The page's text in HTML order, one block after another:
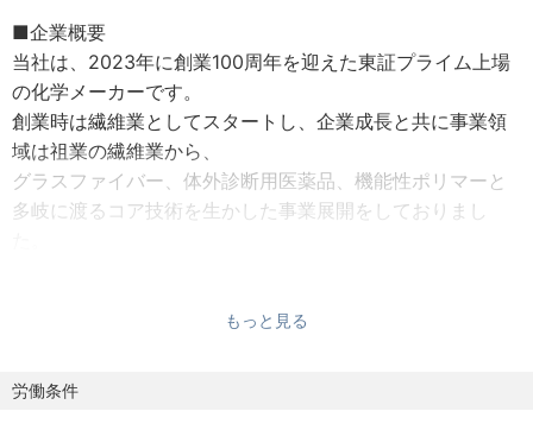
■企業概要
当社は、2023年に創業100周年を迎えた東証プライム上場
の化学メーカーです。
創業時は繊維業としてスタートし、企業成長と共に事業領
域は祖業の繊維業から、
グラスファイバー、体外診断用医薬品、機能性ポリマーと
多岐に渡るコア技術を生かした事業展開をしておりまし
ガラスクロスの製品開発強化に携わっていただくポジショ
もっと見る
労働条件